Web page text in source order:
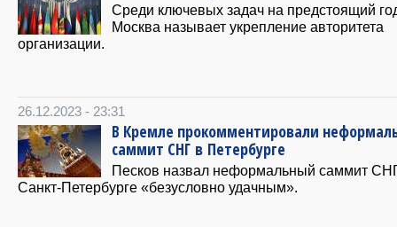
Среди ключевых задач на предстоящий
Москва называет укрепление авторитета
организации.
26.12.2023 - 23:31
В Кремле прокомментировали
саммит СНГ в Петербурге
Песков назвал неформальный саммит
Санкт-Петербурге «безусловно удачным».